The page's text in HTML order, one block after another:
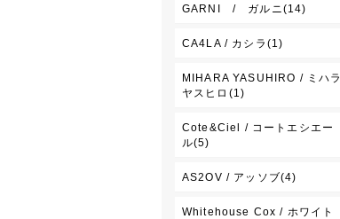
GARNI / ガルニ(14)
CA4LA / カシラ(1)
MIHARA YASUHIRO / ミハラ
ヤスヒロ(1)
Cote&Ciel / コートエシエー
ル(5)
AS2OV / アッソブ(4)
Whitehouse Cox / ホワイト